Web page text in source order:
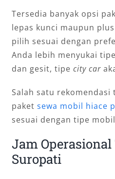
Tersedia banyak opsi
lepas kunci maupun
pilih sesuai dengan
Anda lebih menyukai
dan gesit, tipe city car
Salah satu rekomendasi
paket sewa mobil hiace
sesuai dengan tipe
Jam
Suropati